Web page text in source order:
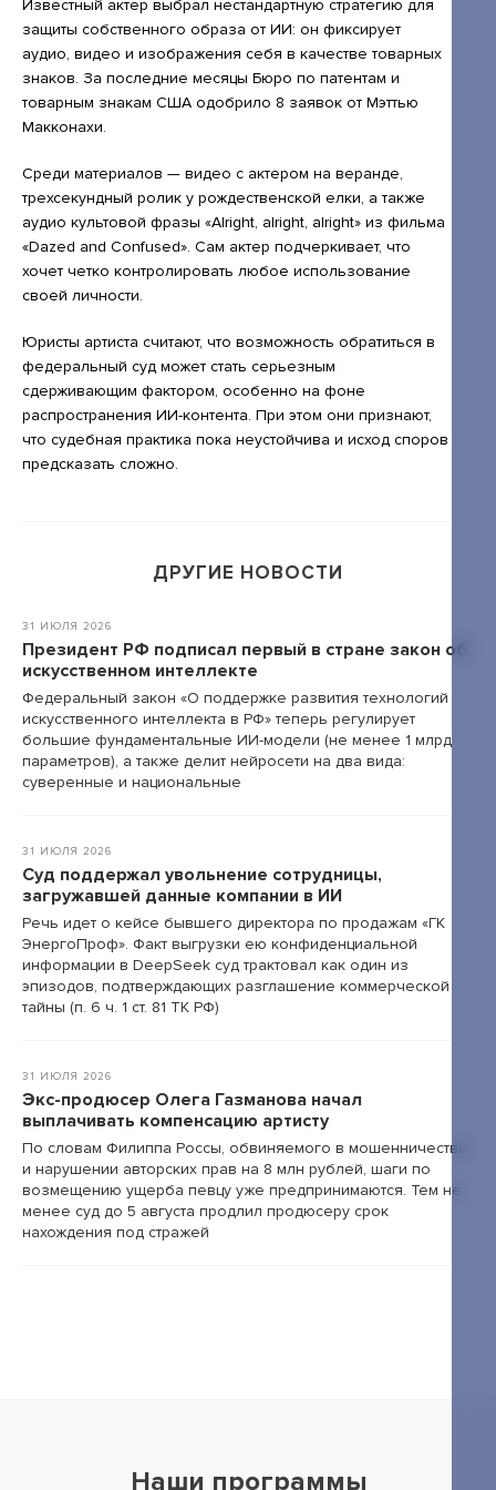
IPQuorum.Музыка
Сведения об образовательной организации
Договор-оферта
Согласие на обработку персональных
данных для регистрации на сайте
Согласие на обработку персональных
данных (Cookie)
Политика обработки персональных данных
Положение об антикоррупционной
Известный актер выбрал нестандартную стратегию для
защиты собственного образа от ИИ: он фиксирует
аудио, видео и изображения себя в качестве товарных
знаков. За последние месяцы Бюро по патентам и
товарным знакам США одобрило 8 заявок от Мэттью
Макконахи.
Среди материалов — видео с актером на веранде,
трехсекундный ролик у рождественской елки, а также
аудио культовой фразы «Alright, alright, alright» из фильма
«Dazed and Confused». Сам актер подчеркивает, что
хочет четко контролировать любое использование
своей личности.
Юристы артиста считают, что возможность обратиться в
федеральный суд может стать серьезным
сдерживающим фактором, особенно на фоне
распространения ИИ-контента. При этом они признают,
что судебная практика пока неустойчива и исход споров
предсказать сложно.
ДРУГИЕ НОВОСТИ
31 ИЮЛЯ 2026
Президент РФ подписал первый в стране закон об
искусственном интеллекте
Федеральный закон «О поддержке развития технологий
искусственного интеллекта в РФ» теперь регулирует
большие фундаментальные ИИ-модели (не менее 1 млрд
параметров), а также делит нейросети на два вида:
суверенные и национальные
31 ИЮЛЯ 2026
Суд поддержал увольнение сотрудницы,
загружавшей данные компании в ИИ
Речь идет о кейсе бывшего директора по продажам «ГК
ЭнергоПроф». Факт выгрузки ею конфиденциальной
информации в DeepSeek суд трактовал как один из
эпизодов, подтверждающих разглашение коммерческой
тайны (п. 6 ч. 1 ст. 81 ТК РФ)
31 ИЮЛЯ 2026
Экс-продюсер Олега Газманова начал
выплачивать компенсацию артисту
По словам Филиппа Россы, обвиняемого в мошенничестве
и нарушении авторских прав на 8 млн рублей, шаги по
возмещению ущерба певцу уже предпринимаются. Тем не
менее суд до 5 августа продлил продюсеру срок
нахождения под стражей
Наши программы